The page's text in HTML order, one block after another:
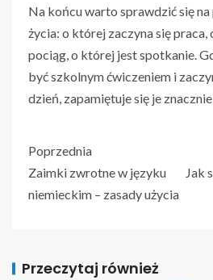
Na końcu warto sprawdzić się
życia: o której zaczyna się
pociąg, o której jest spotkanie.
być szkolnym ćwiczeniem i
dzień, zapamiętuje się je
Poprzednia
Zaimki zwrotne w języku
niemieckim – zasady użycia
Jak
Przeczytaj również